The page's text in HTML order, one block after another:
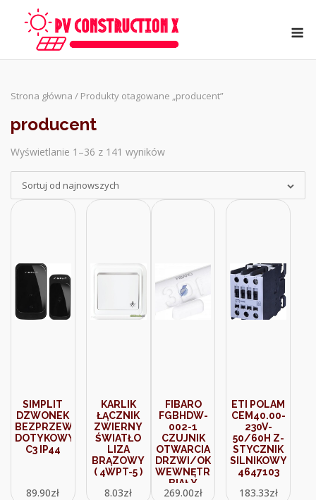
Strona główna / Produkty otagowane „producent”
producent
Wyświetlanie 1–36 z 141 wyników
latest
Sortuj od najnowszych
SIMPLIT
DZWONEK
BEZPRZEWODOWY
DOTYKOWY
C3 IP44
89.90zł
KARLIK
ŁĄCZNIK
ZWIERNY
ŚWIATŁO
LIZA
BRĄZOWY
( 4WPT-5 )
8.03zł
FIBARO
FGBHDW-
002-1
CZUJNIK
OTWARCIA
DRZWI/OKNA
WEWNĘTRZNY
BIAŁY
269.00zł
ETI POLAM
CEM40.00-
230V-
50/60H Z-
STYCZNIK
SILNIKOWY.
4647103
183.33zł